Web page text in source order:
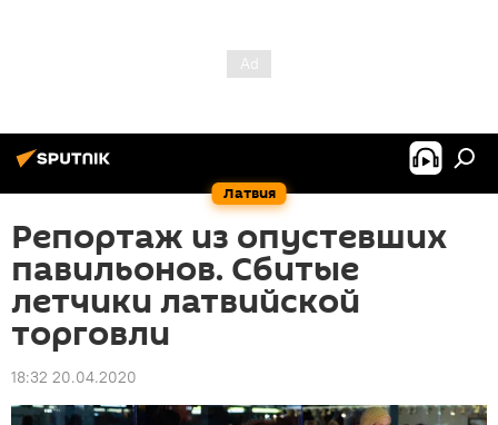
Латвия
Репортаж из опустевших
павильонов. Сбитые
летчики латвийской
торговли
18:32 20.04.2020